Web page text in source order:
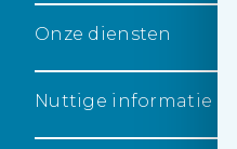
Onze diensten
Nuttige informatie